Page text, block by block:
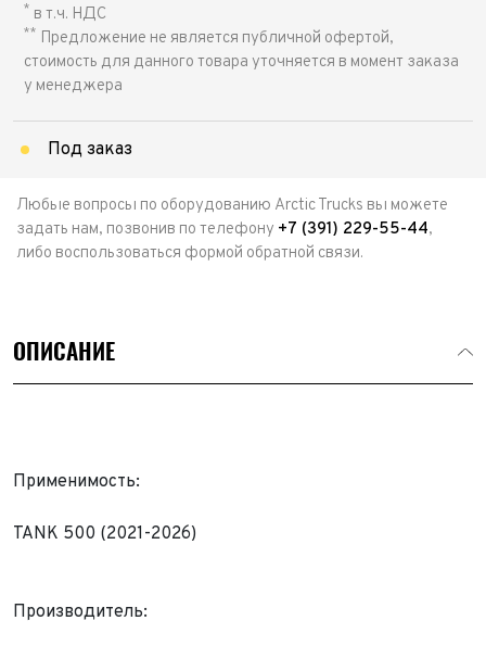
* в т.ч. НДС
** Предложение не является публичной офертой,
стоимость для данного товара уточняется в момент заказа
у менеджера
Под заказ
Любые вопросы по оборудованию Arctic Trucks вы можете
задать нам, позвонив по телефону +7 (391) 229-55-44,
либо воспользоваться формой обратной связи.
ОПИСАНИЕ
Применимость:
TANK 500 (2021-2026)
Производитель:Обратная связь